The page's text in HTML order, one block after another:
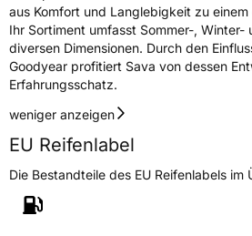
aus Komfort und Langlebigkeit zu
Ihr Sortiment umfasst Sommer-, Winter-
diversen Dimensionen. Durch den
Goodyear profitiert Sava von dessen
Erfahrungsschatz.
weniger anzeigen
EU Reifenlabel
Die Bestandteile des EU Reifenlabels im